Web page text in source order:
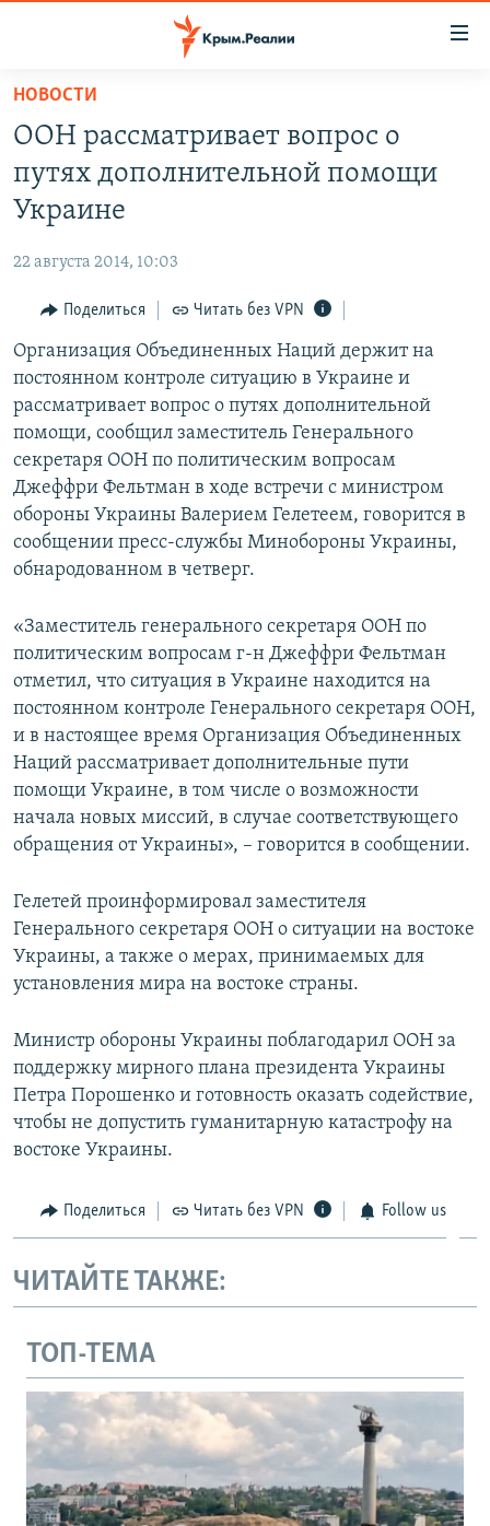
Вернуться
основному
содержанию
Вернутся
главной
навигации
Вернутся
поиску
СПЕЦПРОЕКТЫ
11 ЛЕТ ОККУПАЦИИ КРЫМА. 11 ИСТОРИЙ СОПРОТИВЛЕНИЯ
ВОДА
ЕЩЕ
ИНТЕРАКТИВ
ИНФОГРАФИКА
ТЕЛЕПРОЕКТ КРЫМ.РЕАЛИИ
СОВЕТЫ ПРАВОЗАЩИТНИКОВ
ПРОПАВШИЕ БЕЗ ВЕСТИ
ПОБЕДИТЕЛЕЙ НЕ СУДЯТ?
КРЫМ.НЕПОКОРЕННЫЙ
УКРАИНСКАЯ ПРОБЛЕМА КРЫМА
РАДІО СВОБОДА
КАК ОБОЙТИ БЛОКИРОВКУ
Українською
ПРИСОЕДИНЯЙТЕСЬ!
Все сайты RFE/RL
НОВОСТИ
ООН рассматривает вопрос о
путях дополнительной помощи
Украине
22 августа 2014, 10:03
Поделиться Читать без VPN
Организация Объединенных Наций держит на
постоянном контроле ситуацию в Украине и
рассматривает вопрос о путях дополнительной
помощи, сообщил заместитель Генерального
секретаря ООН по политическим вопросам
Джеффри Фельтман в ходе встречи с министром
обороны Украины Валерием Гелетеем, говорится в
сообщении пресс-службы Минобороны Украины,
обнародованном в четверг.
«Заместитель генерального секретаря ООН по
политическим вопросам г-н Джеффри Фельтман
отметил, что ситуация в Украине находится на
постоянном контроле Генерального секретаря ООН,
и в настоящее время Организация Объединенных
Наций рассматривает дополнительные пути
помощи Украине, в том числе о возможности
начала новых миссий, в случае соответствующего
обращения от Украины», – говорится в сообщении.
Гелетей проинформировал заместителя
Генерального секретаря ООН о ситуации на востоке
Украины, а также о мерах, принимаемых для
установления мира на востоке страны.
Министр обороны Украины поблагодарил ООН за
поддержку мирного плана президента Украины
Петра Порошенко и готовность оказать содействие,
чтобы не допустить гуманитарную катастрофу на
востоке Украины.
Поделиться Читать без VPN Follow us
ЧИТАЙТЕ ТАКЖЕ:
ТОП-ТЕМА